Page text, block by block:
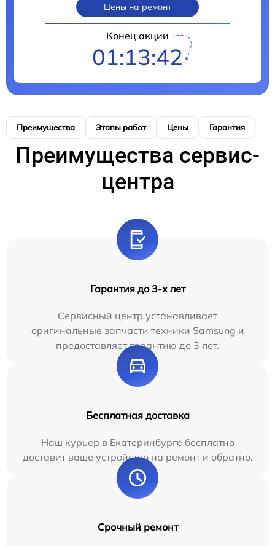
Цены на ремонт
Конец акции
01:13:41
Преимущества Этапы работ Цены Гарантия
Преимущества сервис-
центра
Гарантия до 3-х лет
Сервисный центр устанавливает
оригинальные запчасти техники Samsung и
предоставляет гарантию до 3 лет.
Бесплатная доставка
Наш курьер в Екатеринбурге бесплатно
доставит ваше устройство на ремонт и обратно.
Срочный ремонт